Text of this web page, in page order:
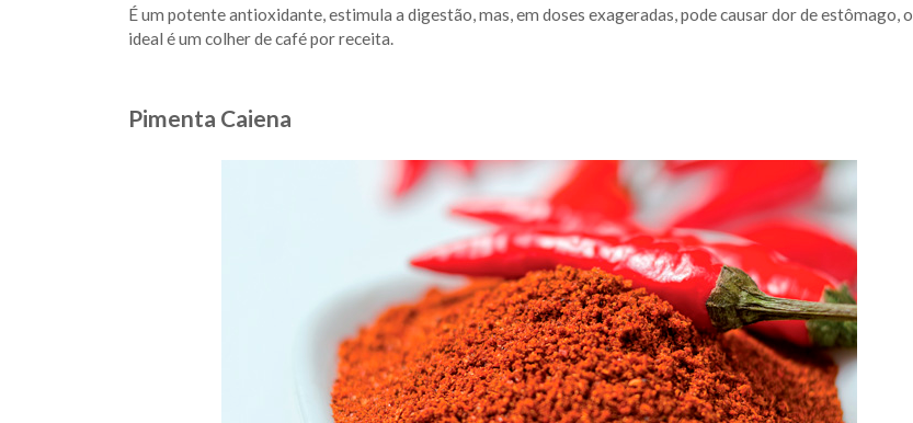
É um potente antioxidante, estimula a digestão, mas, em doses exageradas, pode causar dor de estômago, o
ideal é um colher de café por receita.
Pimenta Caiena